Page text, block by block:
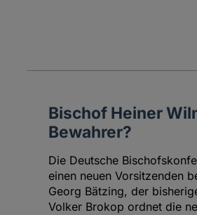
Bischof Heiner
Bewahrer?
Die Deutsche
einen neuen Vorsitzenden
Georg Bätzing, der
Volker Brokop ordnet die